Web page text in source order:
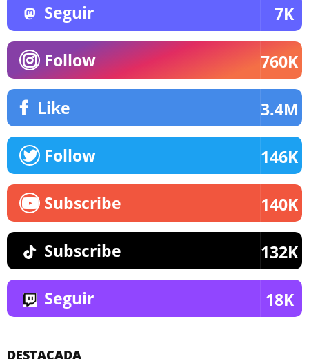
Seguir 7K
Follow 760K
Like 3.4M
Follow 146K
Subscribe 140K
Subscribe 132K
Seguir 18K
DESTACADA